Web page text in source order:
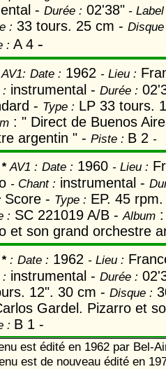
- Durée : 02'38" - Label
: 33 tours. 25 cm -
: A 4 -
AV1: Date : 1962 - Lieu :
: instrumental - Durée :
- Type : LP 33 tours.
: " Direct de Buenos
argentin " - Piste : B 2 -
*AV1 : Date : 1960 - Lieu :
- Chant: instrumental -
Score - Type : EP. 45
: SC 221019 A/B - Album
et son grand orchestre
: Date : 1962 - Lieu :
: instrumental - Durée :
12". 30 cm - Disque :
Gardel. Pizarro et
: B 1 -
est édité en 1962 par Bel-
est de nouveau édité en